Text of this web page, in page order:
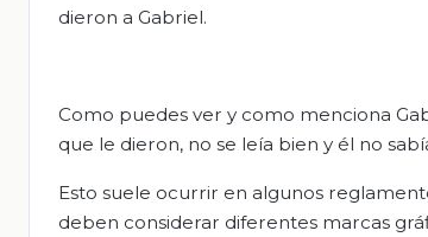
dieron a Gabriel.
Como puedes ver y como menciona
que le dieron, no se leía bien y él no
Esto suele ocurrir en algunos
deben considerar diferentes marcas